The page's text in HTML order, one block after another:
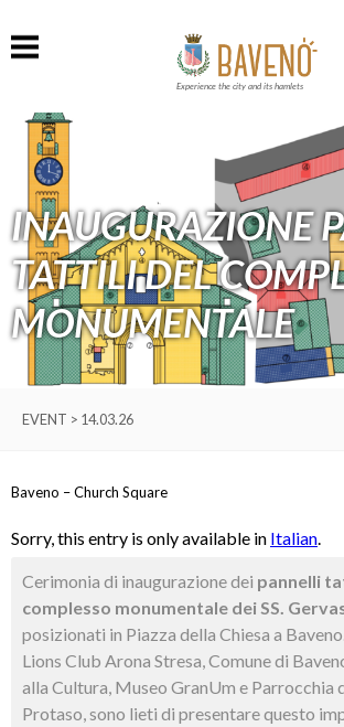
Experience the city and its hamlets
INAUGURAZIONE
TATTILI DEL
MONUMENTALE
EVENT > 14.03.26
Baveno – Church Square
Sorry, this entry is only available in Italian.
Cerimonia di inaugurazione dei pannelli
complesso monumentale dei SS.
posizionati in Piazza della Chiesa a
Lions Club Arona Stresa, Comune di
alla Cultura, Museo GranUm e Parrocchia
Protaso, sono lieti di presentare questo